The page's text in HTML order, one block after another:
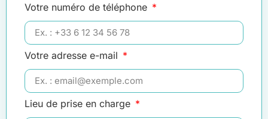
Votre numéro de téléphone
Votre adresse e-mail
Lieu de prise en charge